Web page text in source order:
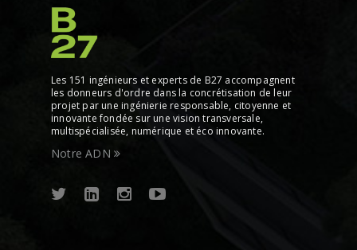
Les 151 ingénieurs et experts de B27 accompagnent
les donneurs d'ordre dans la concrétisation de leur
projet par une ingénierie responsable, citoyenne et
innovante fondée sur une vision transversale,
multispécialisée, numérique et éco innovante.
Notre ADN